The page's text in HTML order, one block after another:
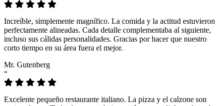
Increíble, simplemente magnífico. La comida y la actitud estuvieron
perfectamente alineadas. Cada detalle complementaba al siguiente,
incluso sus cálidas personalidades. Gracias por hacer que nuestro
corto tiempo en su área fuera el mejor.
Mr. Gutenberg
“
Excelente pequeño restaurante italiano. La pizza y el calzone son